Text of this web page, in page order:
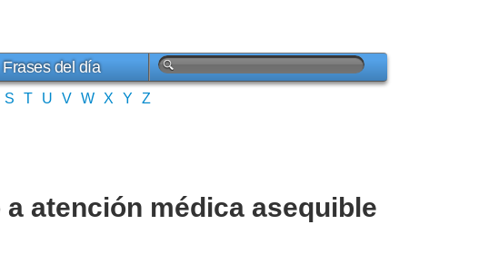
Frases del día
S T U V W X Y Z
atención médica asequible